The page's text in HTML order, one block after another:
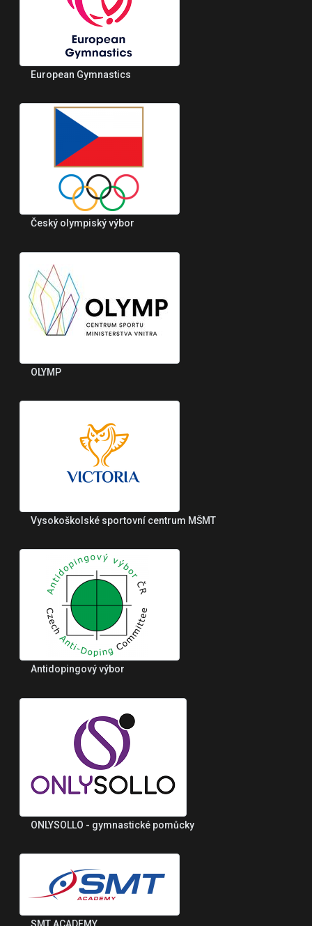
European Gymnastics
Český olympiský výbor
OLYMP
Vysokoškolské sportovní centrum MŠMT
Antidopingový výbor
ONLYSOLLO - gymnastické pomůcky